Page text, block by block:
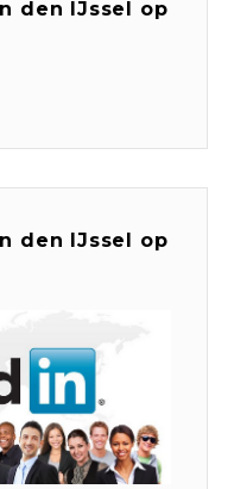
den IJssel op
den IJssel op